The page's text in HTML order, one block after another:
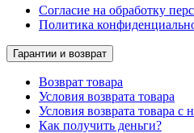
Согласие на обработку
Политика
Гарантии и возврат
Возврат товара
Условия возврата товара
Условия возврата товара с
Как получить деньги?